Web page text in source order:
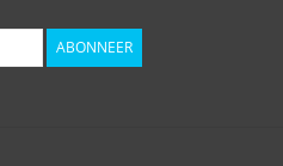
ABONNEER